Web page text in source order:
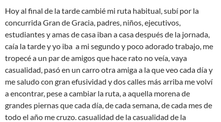
Hoy al final de la tarde cambié mi ruta habitual, subí por la
concurrida Gran de Gracia, padres, niños, ejecutivos,
estudiantes y amas de casa iban a casa después de la jornada,
caía la tarde y yo iba a mi segundo y poco adorado trabajo, me
tropecé a un par de amigos que hace rato no veía, vaya
casualidad, pasó en un carro otra amiga a la que veo cada día y
me saludo con gran efusividad y dos calles más arriba me volví
a encontrar, pese a cambiar la ruta, a aquella morena de
grandes piernas que cada día, de cada semana, de cada mes de
todo el año me cruzo. casualidad de la casualidad de la